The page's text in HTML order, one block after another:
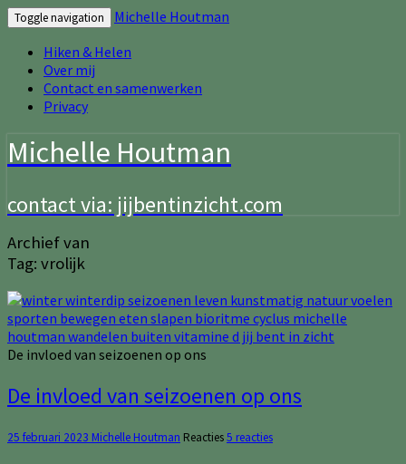
Toggle navigation
Michelle Houtman
Hiken & Helen
Over mij
Contact en samenwerken
Privacy
Michelle Houtman
contact via: jijbentinzicht.com
Archief van
Tag: vrolijk
De invloed van seizoenen op ons
De invloed van seizoenen op ons
25 februari 2023 Michelle Houtman Reacties5 reacties